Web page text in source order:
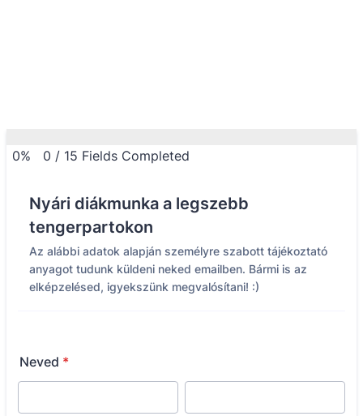
0% 0 / 15 Fields Completed
Nyári diákmunka a legszebb
tengerpartokon
Az alábbi adatok alapján személyre szabott tájékoztató
anyagot tudunk küldeni neked emailben. Bármi is az
elképzelésed, igyekszünk megvalósítani! :)
Neved *